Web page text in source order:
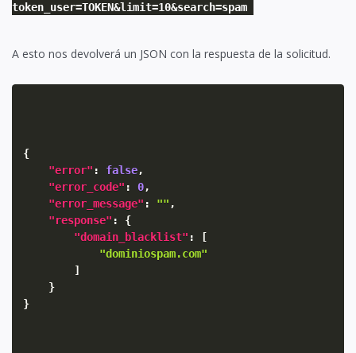
token_user=TOKEN&limit=10&search=spam
A esto nos devolverá un JSON con la respuesta de la solicitud.
{
"error" : false,
"error_code" : 0,
"error_message" : "" ,
"response" :
{
"domain_blacklist" :
[
"dominiospam.com"
]
}
}